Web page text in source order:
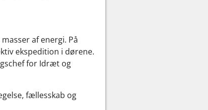
af energi. På
ekspedition i dørene.
for Idræt og
fællesskab og